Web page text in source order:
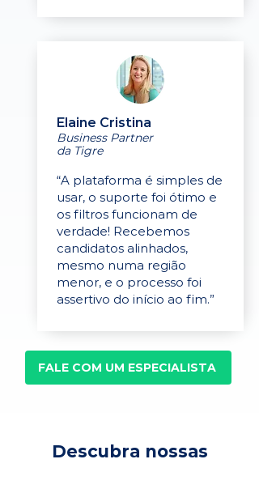
Elaine Cristina
Business Partner
da Tigre
“A plataforma é simples de
usar, o suporte foi ótimo e
os filtros funcionam de
verdade! Recebemos
candidatos alinhados,
mesmo numa região
menor, e o processo foi
assertivo do início ao fim.”
FALE COM UM ESPECIALISTA
Descubra nossas